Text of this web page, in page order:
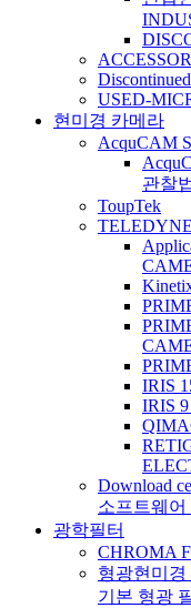
USED-
현미경 카메라
AcquCAM
관찰
ToupTek
IRIS
IRIS
Download
소프트웨어
광학필터
CHROMA
형광현미경
기본 형광